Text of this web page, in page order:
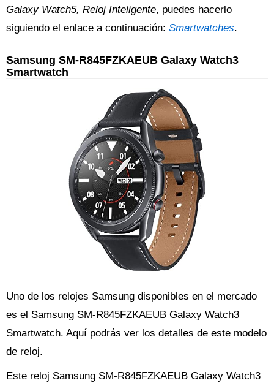
Galaxy Watch5, Reloj Inteligente, puedes hacerlo
siguiendo el enlace a continuación: Smartwatches.
Samsung SM-R845FZKAEUB Galaxy Watch3
Smartwatch
Uno de los relojes Samsung disponibles en el mercado
es el Samsung SM-R845FZKAEUB Galaxy Watch3
Smartwatch. Aquí podrás ver los detalles de este modelo
de reloj.
Este reloj Samsung SM-R845FZKAEUB Galaxy Watch3